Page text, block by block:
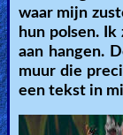
waar mijn
hun polsen.
aan hangen.
muur die
een tekst in